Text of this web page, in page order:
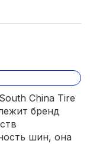
China Tire
бренд
шин, она